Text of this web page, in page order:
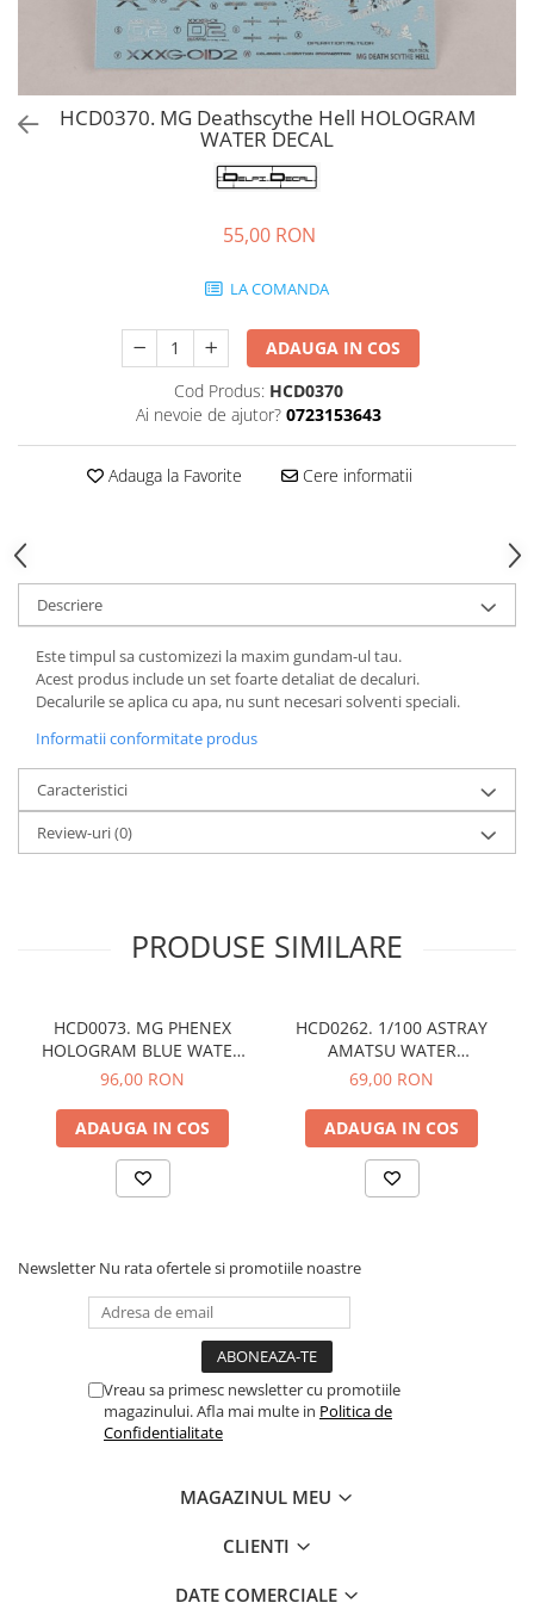
HCD0370. MG Deathscythe Hell HOLOGRAM
WATER DECAL
55,00 RON
LA COMANDA
ADAUGA IN COS
Cod Produs: HCD0370
Ai nevoie de ajutor? 0723153643
Adauga la Favorite Cere informatii
Descriere
Este timpul sa customizezi la maxim gundam-ul tau.
Acest produs include un set foarte detaliat de decaluri.
Decalurile se aplica cu apa, nu sunt necesari solventi speciali.
Informatii conformitate produs
Caracteristici
Review-uri(0)
PRODUSE SIMILARE
HCD0073. MG PHENEX
HOLOGRAM BLUE WATER
DECAL
96,00 RON
ADAUGA IN COS
HCD0262. 1/100 ASTRAY
AMATSU WATER
DECAL(Gold Part Hologram)
69,00 RON
ADAUGA IN COS
Newsletter Nu rata ofertele si promotiile noastre
Vreau sa primesc newsletter cu promotiile
magazinului. Afla mai multe in Politica de
Confidentialitate
MAGAZINUL MEU
CLIENTI
DATE COMERCIALE